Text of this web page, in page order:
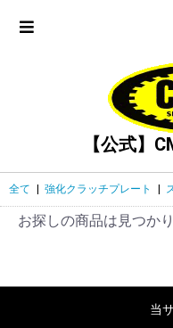
【公式】
全て 強化クラッチプレート
お探しの商品は見つか
当